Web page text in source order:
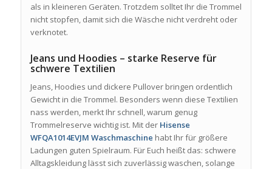
als in kleineren Geräten. Trotzdem solltet Ihr die Trommel
nicht stopfen, damit sich die Wäsche nicht verdreht oder
verknotet.
Jeans und Hoodies – starke Reserve für
schwere Textilien
Jeans, Hoodies und dickere Pullover bringen ordentlich
Gewicht in die Trommel. Besonders wenn diese Textilien
nass werden, merkt Ihr schnell, warum genug
Trommelreserve wichtig ist. Mit der Hisense
WFQA1014EVJM Waschmaschine habt Ihr für größere
Ladungen guten Spielraum. Für Euch heißt das: schwere
Alltagskleidung lässt sich zuverlässig waschen, solange